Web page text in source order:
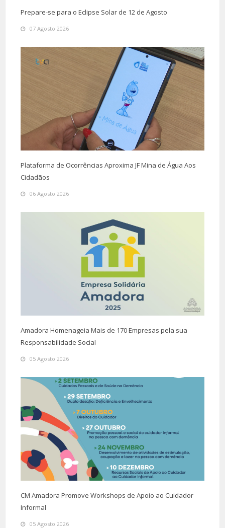
Prepare-se para o Eclipse Solar de 12 de Agosto
07 Agosto 2026
Plataforma de Ocorrências Aproxima JF Mina de Água Aos
Cidadãos
06 Agosto 2026
Amadora Homenageia Mais de 170 Empresas pela sua
Responsabilidade Social
05 Agosto 2026
CM Amadora Promove Workshops de Apoio ao Cuidador
Informal
05 Agosto 2026